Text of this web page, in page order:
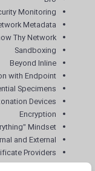
Monitoring
Metadata
Thy Network
Sandboxing
Beyond Inline
with Endpoint
Specimens
Devices
Encryption
Mindset
and External
Providers
SSH Inspection